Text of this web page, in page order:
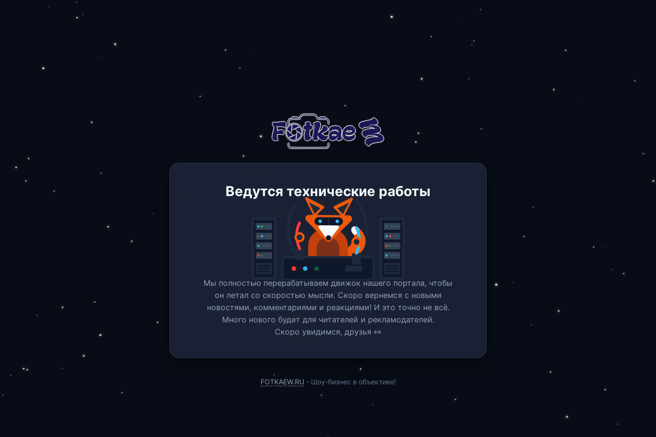
Ведутся технические работы
Мы полностью перерабатываем движок нашего портала, чтобы
он летал со скоростью мысли. Скоро вернемся c новыми
новостями, комментариями и реакциями! И это точно не всё.
Много нового будет для читателей и рекламодателей.
Скоро увидимся, друзья 👀
FOTKAEW.RU - Шоу-бизнес в объективе!